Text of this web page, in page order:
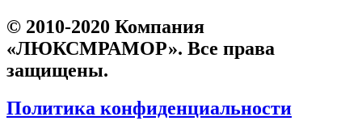
© 2010-2020 Компания
«ЛЮКСМРАМОР». Все права
защищены.
Политика конфиденциальности